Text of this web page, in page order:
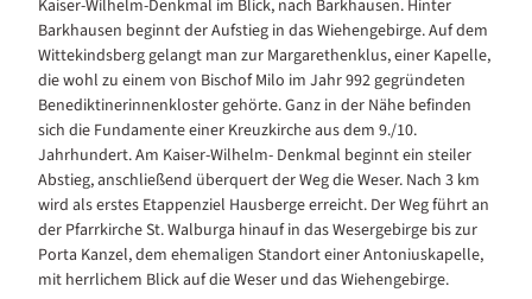
Kaiser-Wilhelm-Denkmal im Blick, nach Barkhausen. Hinter
Barkhausen beginnt der Aufstieg in das Wiehengebirge. Auf dem
Wittekindsberg gelangt man zur Margarethenklus, einer Kapelle,
die wohl zu einem von Bischof Milo im Jahr 992 gegründeten
Benediktinerinnenkloster gehörte. Ganz in der Nähe befinden
sich die Fundamente einer Kreuzkirche aus dem 9./10.
Jahrhundert. Am Kaiser-Wilhelm- Denkmal beginnt ein steiler
Abstieg, anschließend überquert der Weg die Weser. Nach 3 km
wird als erstes Etappenziel Hausberge erreicht. Der Weg führt an
der Pfarrkirche St. Walburga hinauf in das Wesergebirge bis zur
Porta Kanzel, dem ehemaligen Standort einer Antoniuskapelle,
mit herrlichem Blick auf die Weser und das Wiehengebirge.